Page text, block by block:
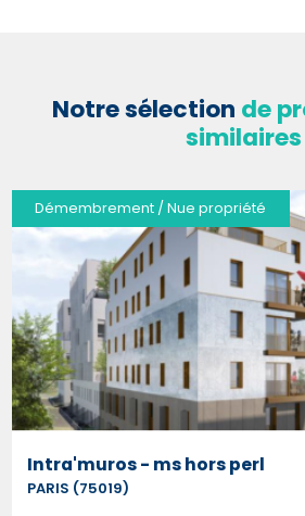
Notre sélection de
similaires
Démembrement / Nue propriété
Intra'muros - ms hors perl
PARIS (75019)